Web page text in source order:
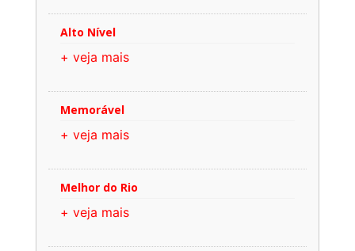
Alto Nível
+ veja mais
Memorável
+ veja mais
Melhor do Rio
+ veja mais